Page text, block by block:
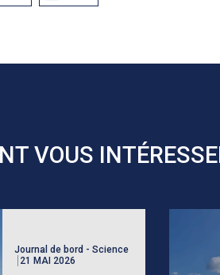
VOUS
Journal de bord - Science
21 MAI 2026